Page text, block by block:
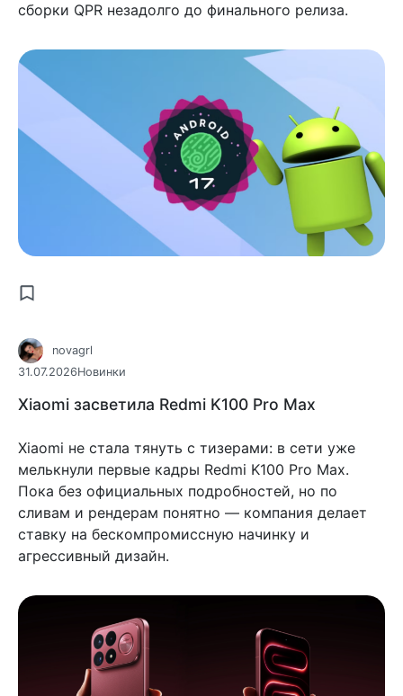
сборки QPR незадолго до финального релиза.
novagrl
31.07.2026Новинки
Xiaomi засветила Redmi K100 Pro Max
Xiaomi не стала тянуть с тизерами: в сети уже
мелькнули первые кадры Redmi K100 Pro Max.
Пока без официальных подробностей, но по
сливам и рендерам понятно — компания делает
ставку на бескомпромиссную начинку и
агрессивный дизайн.